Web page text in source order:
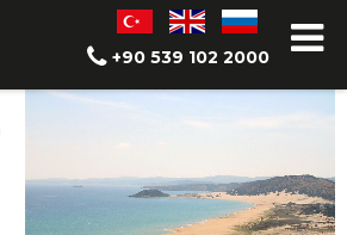
+90 539 102 2000
Kuzey Kıbrıs